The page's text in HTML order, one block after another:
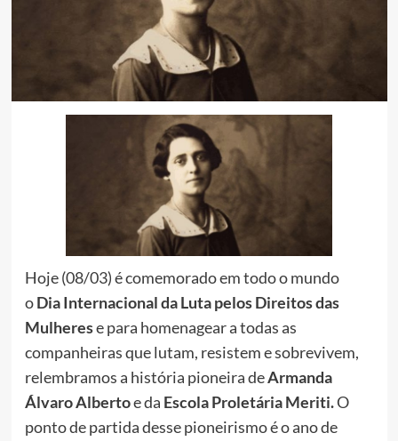
Hoje (08/03) é comemorado em todo o mundo
oDia Internacional da Luta pelos Direitos das
Mulherese para homenagear a todas as
companheiras que lutam, resistem e sobrevivem,
relembramos a história pioneira deArmanda
Álvaro Albertoe da Escola Proletária Meriti.O
ponto de partida desse pioneirismo é o ano de